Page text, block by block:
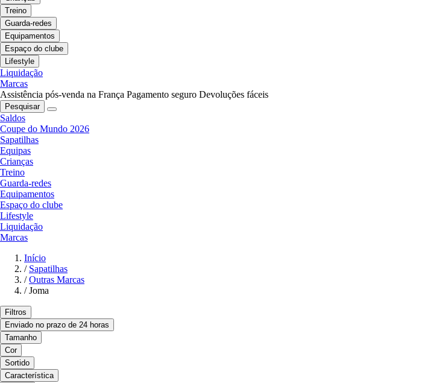
Treino
Guarda-redes
Equipamentos
Espaço do clube
Lifestyle
Liquidação
Marcas
Assistência pós-venda na França Pagamento seguro Devoluções fáceis
Pesquisar
Saldos
Coupe do Mundo 2026
Sapatilhas
Equipas
Crianças
Treino
Guarda-redes
Equipamentos
Espaço do clube
Lifestyle
Liquidação
Marcas
Início
/ Sapatilhas
/ Outras Marcas
/ Joma
Filtros
Enviado no prazo de 24 horas
Tamanho
Cor
Sortido
Característica